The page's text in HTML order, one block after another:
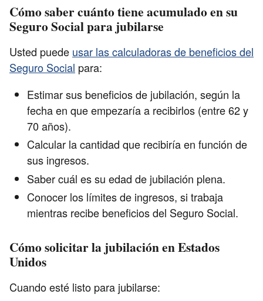
Cómo saber cuánto tiene acumulado en su
Seguro Social para jubilarse
Usted puede usar las calculadoras de beneficios del
Seguro Social para:
Estimar sus beneficios de jubilación, según la
fecha en que empezaría a recibirlos (entre 62 y
70 años).
Calcular la cantidad que recibiría en función de
sus ingresos.
Saber cuál es su edad de jubilación plena.
Conocer los límites de ingresos, si trabaja
mientras recibe beneficios del Seguro Social.
Cómo solicitar la jubilación en Estados
Unidos
Cuando esté listo para jubilarse: